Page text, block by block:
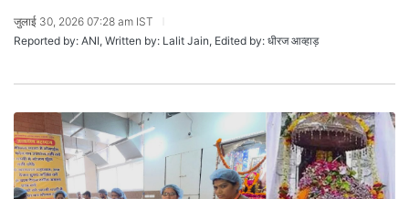
जुलाई 30, 2026 07:28 am IST
Reported by: ANI, Written by: Lalit Jain, Edited by: धीरज आव्हाड़